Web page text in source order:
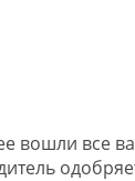
вошли все